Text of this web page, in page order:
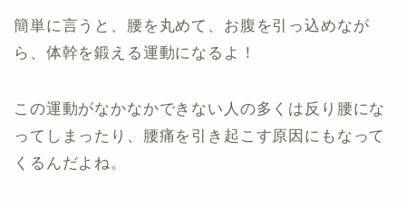
簡単に言うと、腰を丸めて、お腹を引っ込めなが
ら、体幹を鍛える運動になるよ！
この運動がなかなかできない人の多くは反り腰にな
ってしまったり、腰痛を引き起こす原因にもなって
くるんだよね。